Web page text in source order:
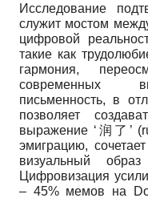
Исследование
служит мостом
цифровой
такие как
гармония,
современных
письменность, в
позволяет
выражение ‘润了’
эмиграцию,
визуальный
Цифровизация
– 45% мемов на